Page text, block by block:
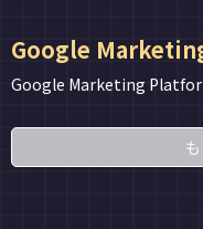
Google
Google Marketing